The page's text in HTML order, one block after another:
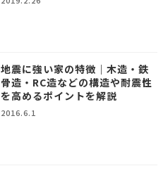
地震に強い家の特徴｜木造・鉄
骨造・RC造などの構造や耐震性
を高めるポイントを解説
2016.6.1